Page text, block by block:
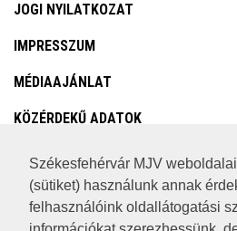
Székesfehérvár MJV
(sütiket) használunk annak
felhasználóink oldallátogatási
JOGI NYILATKOZAT
IMPRESSZUM
MÉDIAAJÁNLAT
KÖZÉRDEKŰ ADATOK
ADATVÉDELEM
©2023 SZÉKESFEHÉRVÁR MEGYEI